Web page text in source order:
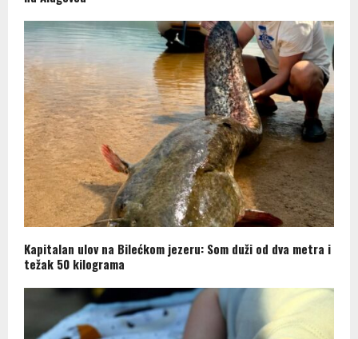
Kapitalan ulov na Bilećkom jezeru: Som duži od dva metra i
težak 50 kilograma